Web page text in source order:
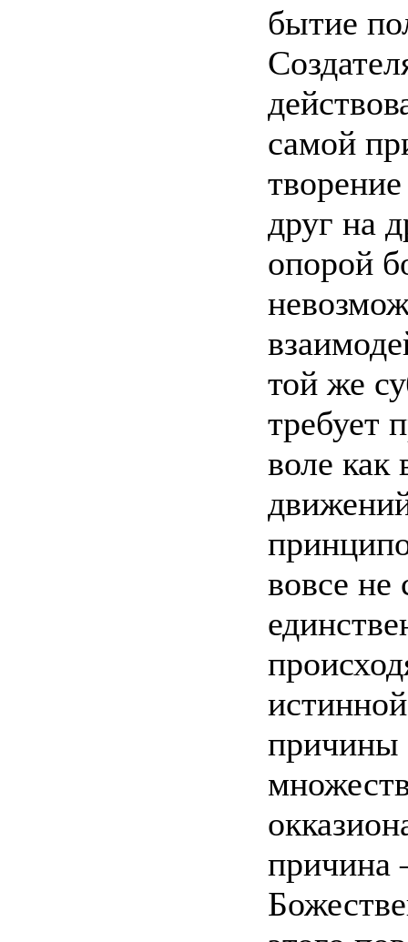
бытие
самой
друг на
опорой
той же
требует
воле
вовсе не
причины
причина